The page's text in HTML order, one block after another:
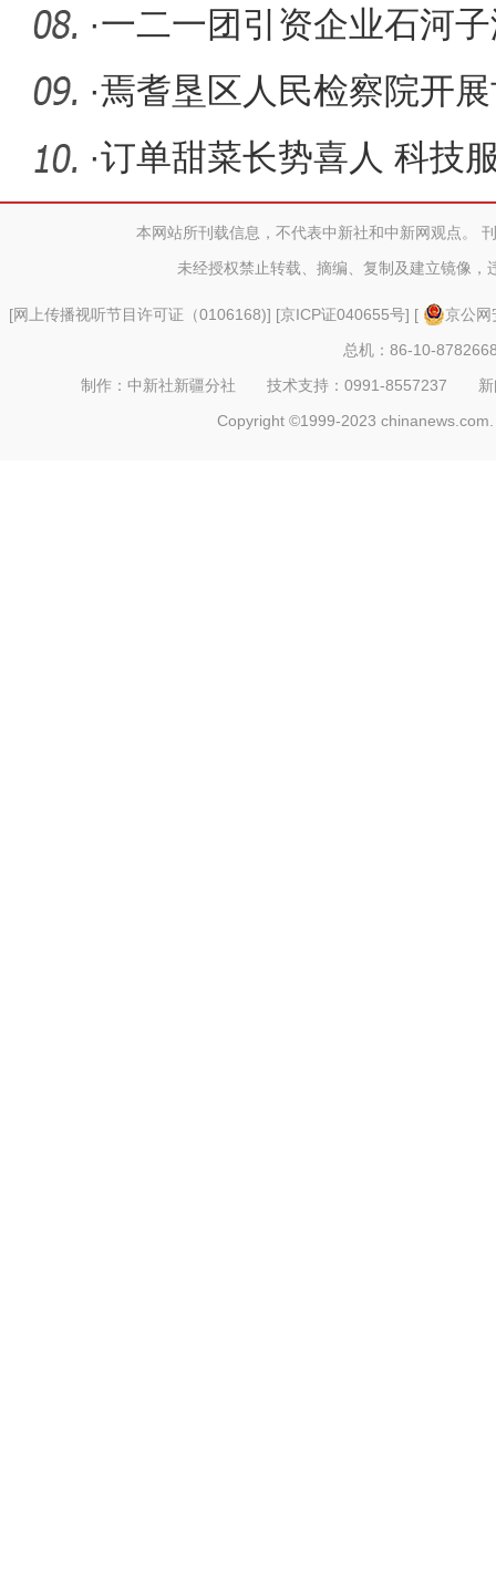
·一二一团引资企业石河
开工奠基
·焉耆垦区人民检察院开
题活动
·订单甜菜长势喜人 科技
蜜”增收
本网站所刊载信息，不代表中新社和中新网观点。
未经授权禁止转载、摘编、复制及建立镜像，
[网上传播视听节目许可证（0106168)] [京ICP证040655号] [
京公
总机：86-10-
制作：中新社新疆分社 技术支持：0991-8557237
Copyright ©1999-2023